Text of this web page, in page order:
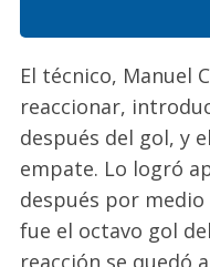
El técnico, Manuel
reaccionar,
después del gol, y
empate. Lo logró
después por
fue el octavo gol